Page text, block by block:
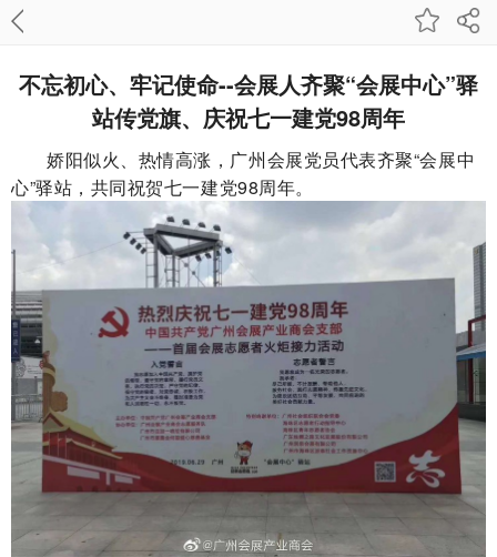
不忘初心、牢记使命--会展人齐聚“会展中心”驿
站传党旗、庆祝七一建党98周年
娇阳似火、热情高涨，广州会展党员代表齐聚“会展中
心”驿站，共同祝贺七一建党98周年。